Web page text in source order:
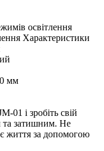
освітлення
Характеристики
мм
01 і зробіть свій
та затишним. Не
життя за допомогою